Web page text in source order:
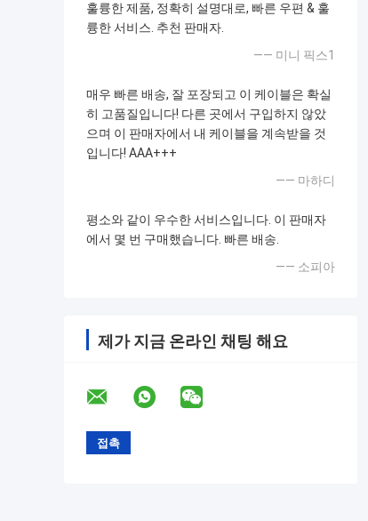
훌륭한 제품, 정확히 설명대로, 빠른 우편 & 훌
륭한 서비스. 추천 판매자.
—— 미니 픽스1
매우 빠른 배송, 잘 포장되고 이 케이블은 확실
히 고품질입니다! 다른 곳에서 구입하지 않았
으며 이 판매자에서 내 케이블을 계속받을 것
입니다! AAA+++
—— 마하디
평소와 같이 우수한 서비스입니다. 이 판매자
에서 몇 번 구매했습니다. 빠른 배송.
—— 소피아
제가 지금 온라인 채팅 해요